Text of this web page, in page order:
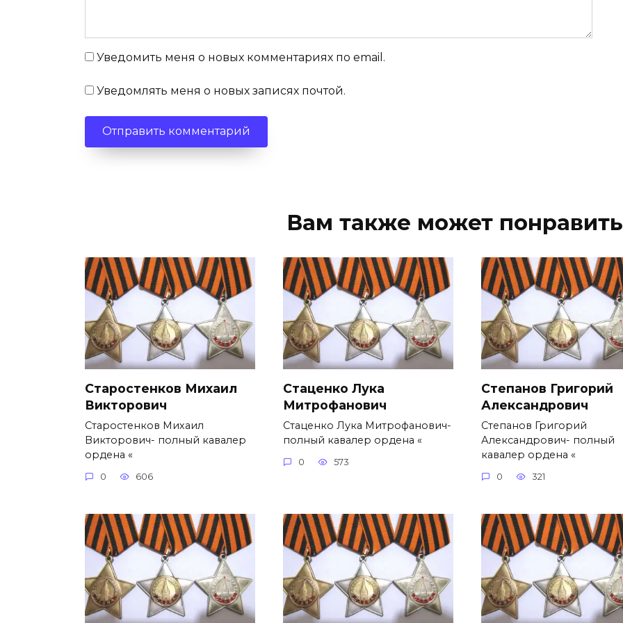
Уведомить меня о новых комментариях по email.
Уведомлять меня о новых записях почтой.
Вам также может
Старостенков Михаил
Викторович
Старостенков Михаил
Викторович- полный кавалер
ордена «
0 606
Стаценко Лука
Митрофанович
Стаценко Лука Митрофанович-
полный кавалер ордена «
0 573
Степанов Григорий
Александро­вич
Степанов Григорий
Александро­вич- полный
кавалер ордена «
0 321